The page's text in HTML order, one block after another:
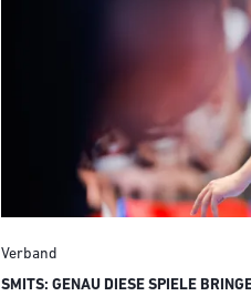
Verband
SMITS: GENAU DIESE SPIELE